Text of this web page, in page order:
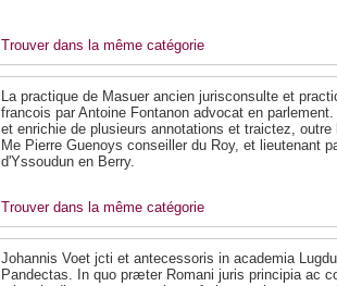
Trouver dans la même catégorie
La practique de Masuer ancien jurisconsulte et
francois par Antoine Fontanon advocat en
et enrichie de plusieurs annotations et traictez,
Me Pierre Guenoys conseiller du Roy, et lieutenant
d'Yssoudun en Berry.
Trouver dans la même catégorie
Johannis Voet jcti et antecessoris in academia
Pandectas. In quo præter Romani juris principia ac